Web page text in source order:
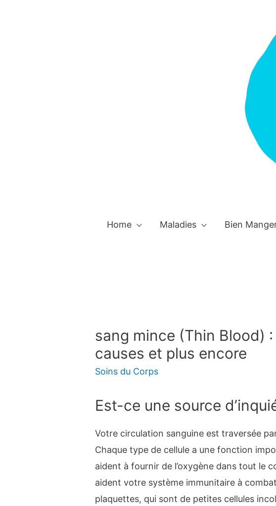
Home Maladies Bien
sang mince (Thin Blood)
causes et plus encore
Soins du Corps
Est-ce une source
Votre circulation sanguine est traversée
Chaque type de cellule a une fonction
aident à fournir de l’oxygène dans tout le
aident votre système immunitaire à
plaquettes, qui sont de petites cellules